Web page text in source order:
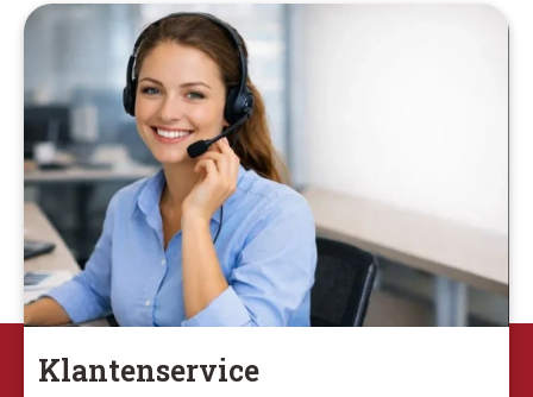
Klantenservice